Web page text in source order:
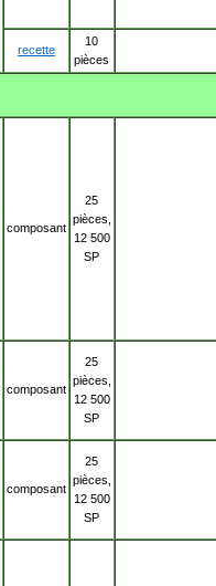
recette
10
pièces
composant
25
pièces,
12 500
SP
composant
25
pièces,
12 500
SP
composant
25
pièces,
12 500
SP